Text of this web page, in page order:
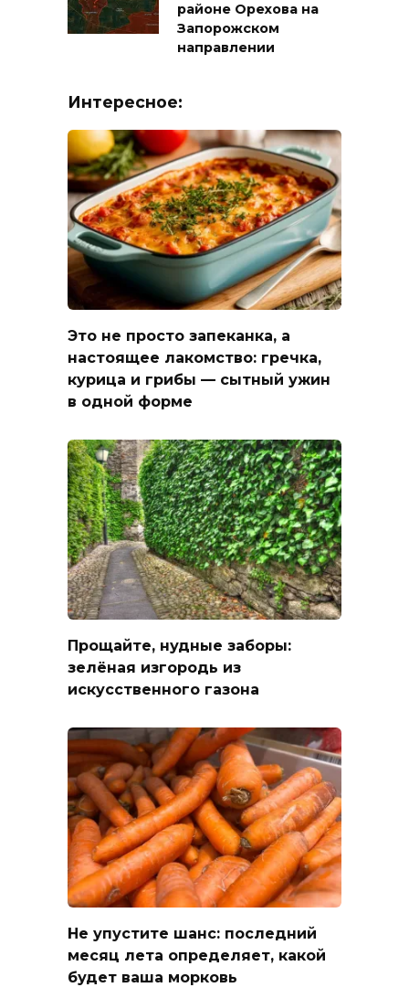
районе Орехова на
Запорожском
направлении
Интересное:
Это не просто запеканка, а
настоящее лакомство: гречка,
курица и грибы — сытный ужин
в одной форме
Прощайте, нудные заборы:
зелёная изгородь из
искусственного газона
Не упустите шанс: последний
месяц лета определяет, какой
будет ваша морковь